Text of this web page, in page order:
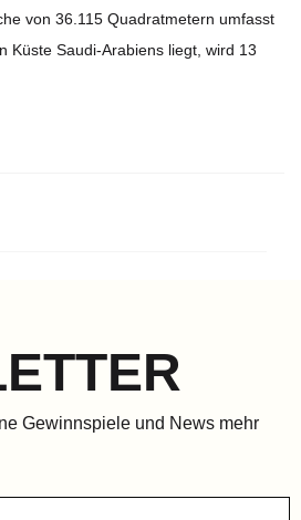
von 36.115 Quadratmetern umfasst
Küste Saudi-Arabiens liegt, wird 13
Gewinnspiele und News mehr